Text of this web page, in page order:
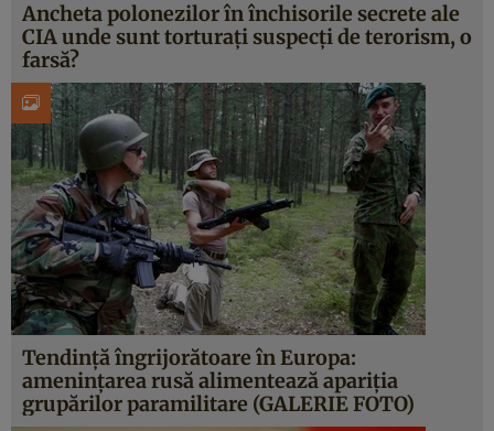
Ancheta polonezilor în închisorile secrete ale
CIA unde sunt torturaţi suspecţi de terorism, o
farsă?
Tendinţă îngrijorătoare în Europa:
ameninţarea rusă alimentează apariţia
grupărilor paramilitare (GALERIE FOTO)